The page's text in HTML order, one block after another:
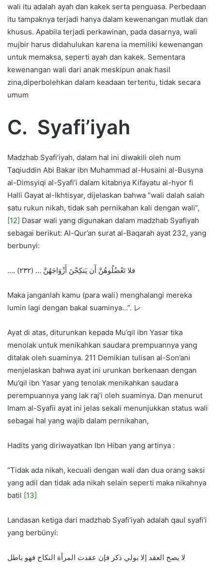
wali itu adalah ayah dan kakek serta penguasa. Perbedaan
itu tampaknya terjadi hanya dalam kewenangan mutlak dan
khusus. Apabila terjadi perkawinan, pada dasarnya, wali
mujbir harus didahulukan karena ia memiliki kewenangan
untuk memaksa, seperti ayah dan kakek. Sementara
kewenangan wali dari anak meskipun anak hasil
zina,diperbolehkan dalam keadaan tertentu, tidak secara
umum
C. Syafi’iyah
Madzhab Syafi’iyah, dalam hal ini diwakili oleh num
Taqiuddin Abi Bakar ibn Muhammad al-Husaini al-Busyna
al-Dimsyiqi al-Syafi’i dalam kitabnya Kifayatu al-hyor fi
Halli Gayat al-Ikhtisyar, dijelaskan bahwa “wali dalah salah
satu rukun nikah, tidak sah pernikahan kali dengan wali”,
[12] Dasar wali yang digunakan dalam madzhab Syafiyah
sebagai berikut: Al-Qur’an surat al-Baqarah ayat 232, yang
berbunyi:
…. فلا تَعْضُلُوهُنَّ أَن يَنكِحْنَ أَزْوَاجَهُنَّ … (۲۳۲)
Maka janganlah kamu (para wali) menghalangi mereka
lumin lagi dengan bakal suaminya…”. レ
Ayat di atas, diturunkan kepada Mu’qil ibn Yasar tika
menolak untuk menikahkan saudara prempuannya yang
ditalak oleh suaminya. 211 Demikian tulisan al-Son’ani
menjelaskan bahwa ayat ini urunkan berkenaan dengan
Mu’qil ibn Yasar yang tenolak menikahkan saudara
perempuannya yang lak raj’i oleh suaminya. Dan menurut
Imam al-Syafii ayat ini jelas sekali menunjukkan status wali
sebagai hal yang wajib dalam pernikahan,
Hadits yang diriwayatkan Ibn Hiban yang artinya :
“Tidak ada nikah, kecuali dengan wali dan dua orang saksi
yang adil dan tidak ada nikah selain seperti maka nikahnya
batil [13]
Landasan ketiga dari madzhab Syafi’iyah adalah qaul syafi’i
yang berbünyi:
لا يصح العقد إلا بولي ذكر فإن عقدت المرأة النكاح فهو باطل